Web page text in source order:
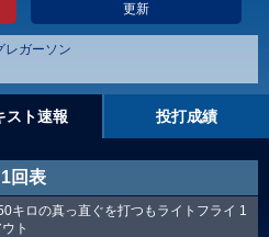
更新
レガーソン
スト速報 投打成績
1回表
キロの真っ直ぐを打つもライトフライ 1
ト